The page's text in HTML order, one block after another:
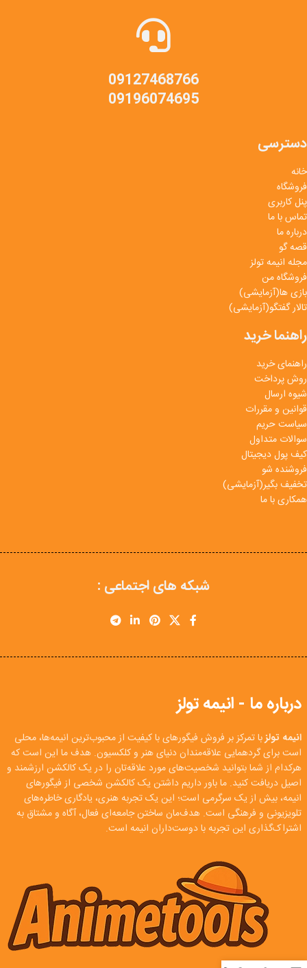
09127468766
09196074695
دسترسی
خانه
فروشگاه
پنل کاربری
تماس با ما
درباره ما
قصه گو
مجله انیمه تولز
فروشگاه من
بازی ها(آزمایشی)
تالار گفتگو(آزمایشی)
راهنما خرید
راهنمای خرید
روش پرداخت
شیوه ارسال
قوانین و مقررات
سیاست حریم
سوالات متداول
کیف پول دیجیتال
فروشنده شو
تخفیف بگیر(آزمایشی)
همکاری با ما
شبکه های اجتماعی :
درباره ما - انیمه تولز
انیمه تولزبا تمرکز بر فروش فیگورهای با کیفیت از محبوب‌ترین انیمه‌ها، محلی
است برای گردهمایی علاقه‌مندان دنیای هنر و کلکسیون. هدف ما این است که
هرکدام از شما بتوانید شخصیت‌های مورد علاقه‌تان را در یک کالکشن ارزشمند و
اصیل دریافت کنید. ما باور داریم داشتن یک کالکشن شخصی از فیگورهای
انیمه، بیش از یک سرگرمی است؛ این یک تجربه هنری، یادگاری خاطره‌های
تلویزیونی و فرهنگی است. هدف‌مان ساختن جامعه‌ای فعال، آگاه و مشتاق به
اشتراک‌گذاری این تجربه با دوست‌داران انیمه است.